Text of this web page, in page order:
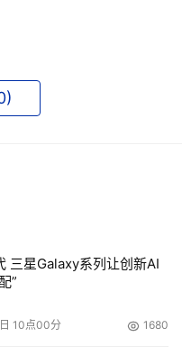
提供基于知识的虚拟
socket-count纵向扩
功能，能够降低转换过程
ES7000/one 企业级服
IT Modeler是一种基
三维可视企业方法论
)
三星Galaxy系列让创新AI
”
10点00分 1680